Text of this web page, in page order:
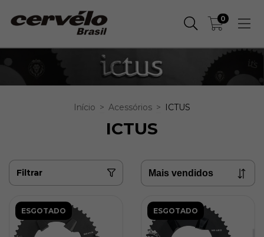
0
Início > Acessórios > ICTUS
ICTUS
Filtrar
ESGOTADO ESGOTADO